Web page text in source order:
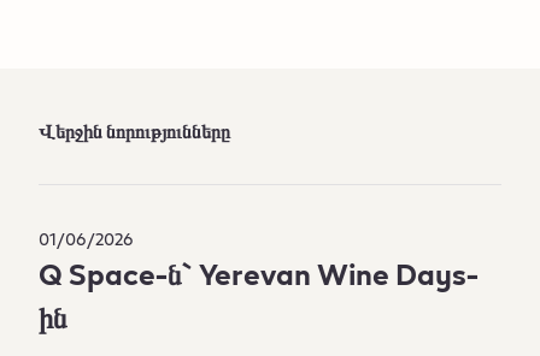
Վերջին նորությունները
01/06/2026
Q Space-ն` Yerevan Wine Days-
ին​